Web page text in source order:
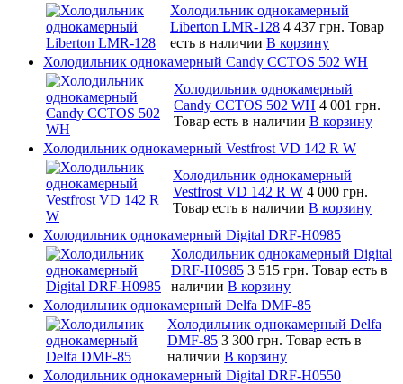
Холодильник однокамерный
Liberton LMR-128 4 437 грн. Товар
есть в наличии В корзину
Холодильник однокамерный Candy CCTOS 502 WH
Холодильник однокамерный
Candy CCTOS 502 WH 4 001 грн.
Товар есть в наличии В корзину
Холодильник однокамерный Vestfrost VD 142 R W
Холодильник однокамерный
Vestfrost VD 142 R W 4 000 грн.
Товар есть в наличии В корзину
Холодильник однокамерный Digital DRF-H0985
Холодильник однокамерный Digital
DRF-H0985 3 515 грн. Товар есть в
наличии В корзину
Холодильник однокамерный Delfa DMF-85
Холодильник однокамерный Delfa
DMF-85 3 300 грн. Товар есть в
наличии В корзину
Холодильник однокамерный Digital DRF-H0550